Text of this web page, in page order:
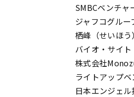
SMBCベンチャ
ジャフコグル
栖峰（せいほ
バイオ・サイ
株式会社
ライトアップ
日本エンジェ